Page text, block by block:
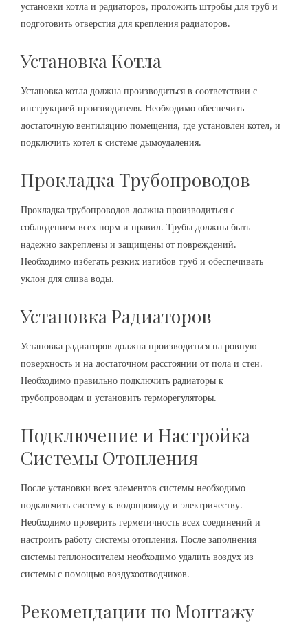
установки котла и радиаторов, проложить штробы для труб и
подготовить отверстия для крепления радиаторов.
Установка Котла
Установка котла должна производиться в соответствии с
инструкцией производителя. Необходимо обеспечить
достаточную вентиляцию помещения, где установлен котел, и
подключить котел к системе дымоудаления.
Прокладка Трубопроводов
Прокладка трубопроводов должна производиться с
соблюдением всех норм и правил. Трубы должны быть
надежно закреплены и защищены от повреждений.
Необходимо избегать резких изгибов труб и обеспечивать
уклон для слива воды.
Установка Радиаторов
Установка радиаторов должна производиться на ровную
поверхность и на достаточном расстоянии от пола и стен.
Необходимо правильно подключить радиаторы к
трубопроводам и установить терморегуляторы.
Подключение и Настройка
Системы Отопления
После установки всех элементов системы необходимо
подключить систему к водопроводу и электричеству.
Необходимо проверить герметичность всех соединений и
настроить работу системы отопления. После заполнения
системы теплоносителем необходимо удалить воздух из
системы с помощью воздухоотводчиков.
Рекомендации по Монтажу